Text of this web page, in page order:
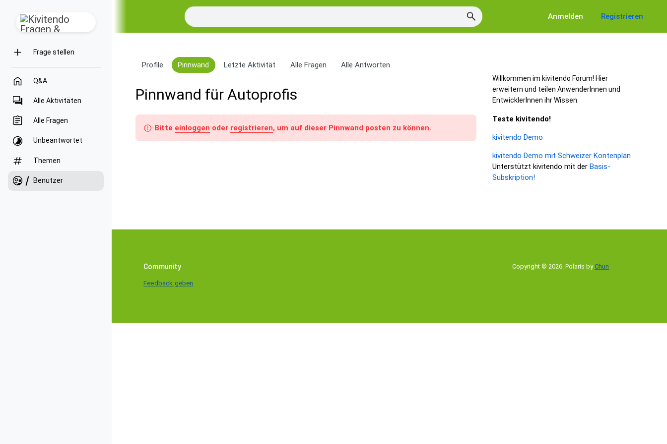
Anmelden Registrieren
Frage stellen
Q&A
Alle Aktivitäten
Alle Fragen
Unbeantwortet
Themen
Benutzer
Profile Pinnwand Letzte Aktivität Alle Fragen Alle Antworten
Pinnwand für Autoprofis
Bitte einloggen oder registrieren, um auf dieser Pinnwand posten zu können.
Willkommen im kivitendo Forum! Hier
erweitern und teilen AnwenderInnen und
EntwicklerInnen ihr Wissen.
Teste kivitendo!
kivitendo Demo
kivitendo Demo mit Schweizer Kontenplan
Unterstützt kivitendo mit der Basis-
Subskription!
Community
Feedback geben
Copyright © 2026.Polaris by Chun